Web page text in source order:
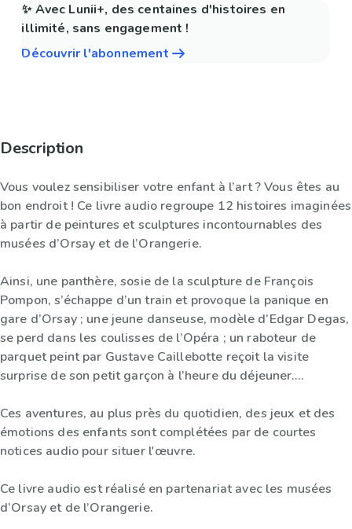
✨ Avec Lunii+, des centaines d'histoires en
illimité, sans engagement !
Découvrir l'abonnement
Description
Vous voulez sensibiliser votre enfant à l’art ? Vous êtes au
bon endroit ! Ce livre audio regroupe 12 histoires imaginées
à partir de peintures et sculptures incontournables des
musées d’Orsay et de l’Orangerie.
Ainsi, une panthère, sosie de la sculpture de François
Pompon, s’échappe d’un train et provoque la panique en
gare d’Orsay ; une jeune danseuse, modèle d’Edgar Degas,
se perd dans les coulisses de l’Opéra ; un raboteur de
parquet peint par Gustave Caillebotte reçoit la visite
surprise de son petit garçon à l’heure du déjeuner….
Ces aventures, au plus près du quotidien, des jeux et des
émotions des enfants sont complétées par de courtes
notices audio pour situer l'œuvre.
Ce livre audio est réalisé en partenariat avec les musées
d’Orsay et de l’Orangerie.